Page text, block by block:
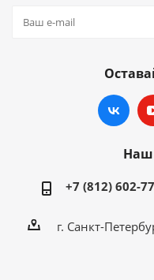
+7 (812) 602-
г. Санкт-